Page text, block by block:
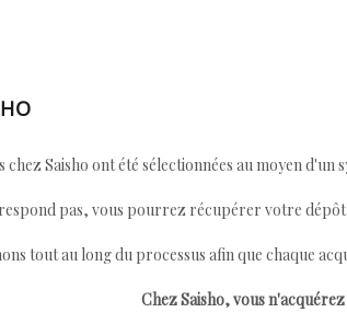
Saisho ont été sélectionnées au moyen
pas, vous pourrez récupérer votre
tout au long du processus afin que chaque
Chez Saisho, vous